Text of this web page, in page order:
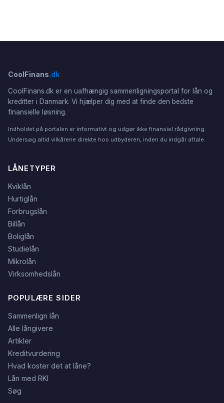
CoolFinans.dk
CoolFinans.dk er en uafhængig sammenligningsportal for lån og
kreditter i Danmark. Vi hjælper dig med at finde den bedste
finansielle løsning.
Indholdet på portalen er informativt og udgør ikke finansiel rådgivning.
Undersøg altid vilkårene direkte hos udbyderen, inden du indgår aftale.
LÅNETYPER
Kviklån
Hurtiglån
Forbrugslån
Billån
Boliglån
Studielån
Mikrolån
Virksomhedslån
POPULÆRE SIDER
Sammenlign lån
Alle långivere
Artikler
Kreditvurdering
Hvad koster det at låne?
Lån med RKI
Søg